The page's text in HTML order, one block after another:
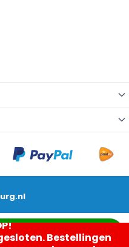
Bestellingen
In mijn winkelwagen